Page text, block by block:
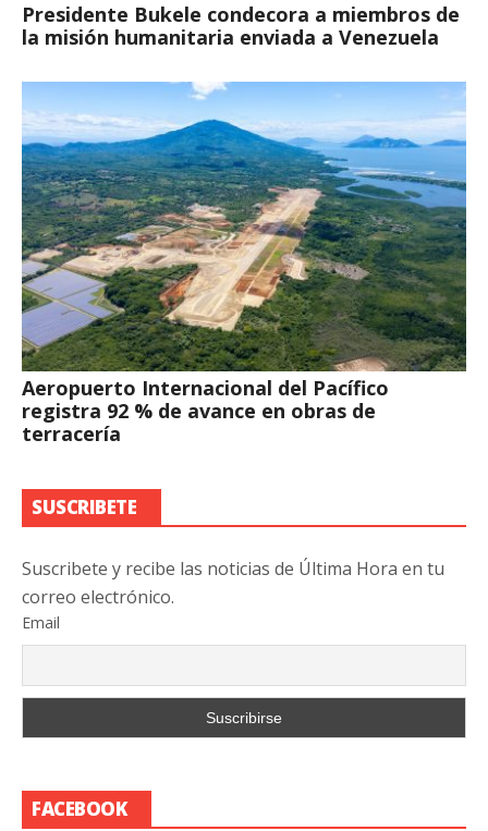
Presidente Bukele condecora a miembros de
la misión humanitaria enviada a Venezuela
Aeropuerto Internacional del Pacífico
registra 92 % de avance en obras de
terracería
SUSCRIBETE
Suscribete y recibe las noticias de Última Hora en tu
correo electrónico.
Email
FACEBOOK